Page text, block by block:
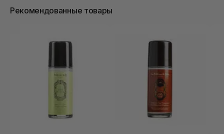
Рекомендованные товары